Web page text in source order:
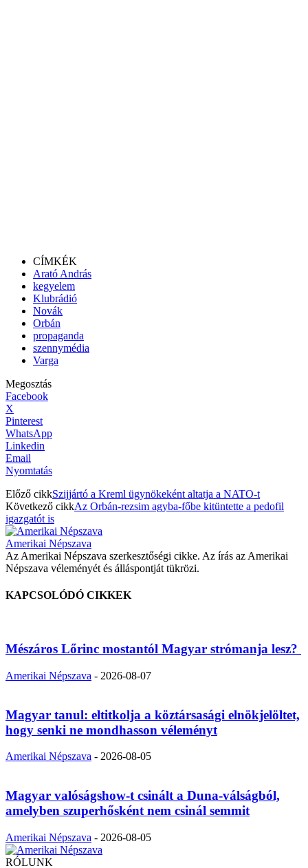
CÍMKÉK
Arató András
kegyelem
Klubrádió
Novák
Orbán
propaganda
szennymédia
Varga
Megosztás
Facebook
X
Pinterest
WhatsApp
Linkedin
Email
Nyomtatás
Előző cikkSzijjártó a Kreml ügynökeként altatja a NATO-t
Következő cikkAz Orbán-rezsim agyba-főbe kitüntette a pedofil
igazgatót is
Amerikai Népszava
Az Amerikai Népszava szerkesztőségi cikke. Az írás az Amerikai
Népszava véleményét és álláspontját tükrözi.
KAPCSOLÓDÓ CIKKEK
Mészáros Lőrinc mostantól Magyar strómanja lesz?
Amerikai Népszava - 2026-08-07
Magyar tanul: eltitkolja a köztársasági elnökjelöltet,
hogy senki ne mondhasson véleményt
Amerikai Népszava - 2026-08-05
Magyar valóságshow-t csinált a Duna-válságból,
amelyben szuperhősként nem csinál semmit
Amerikai Népszava - 2026-08-05
RÓLUNK